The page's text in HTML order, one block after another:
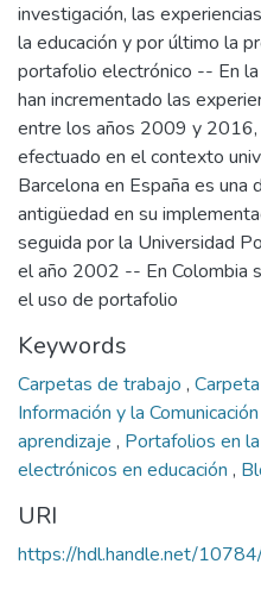
investigación, las
la educación y por último la
portafolio electrónico -- En
han incrementado las
entre los años 2009 y 2016,
efectuado en el contexto
Barcelona en España es una
antigüedad en su
seguida por la Universidad
el año 2002 -- En Colombia
el uso de portafolio
Keywords
Carpetas de trabajo ,
Información y la
aprendizaje , Portafolios en
electrónicos en educación ,
URI
https://hdl.handle.net/